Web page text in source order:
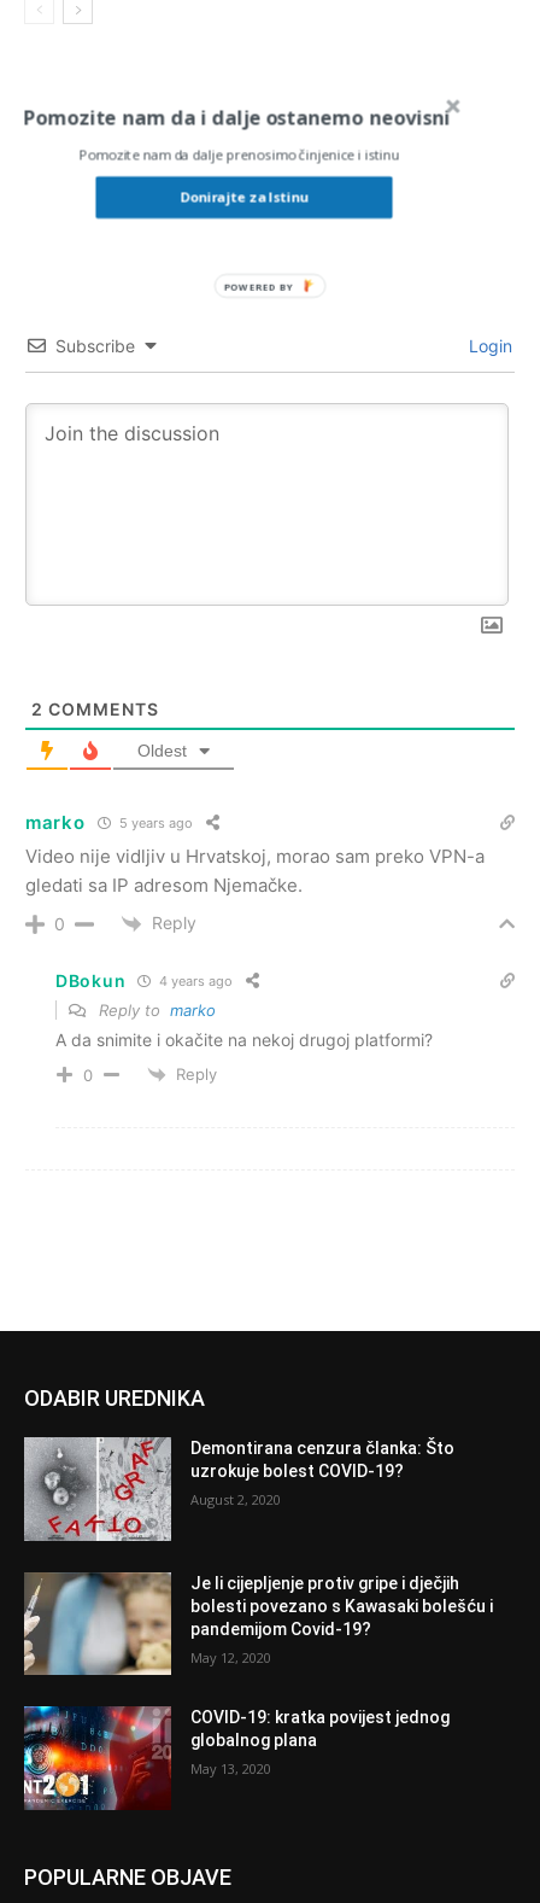
5
Article Rating
Subscribe Login
2 COMMENTS
Oldest
marko 5 years ago
Video nije vidljiv u Hrvatskoj, morao sam preko VPN-a
gledati sa IP adresom Njemačke.
0 Reply
DBokun 4 years ago
Reply to marko
A da snimite i okačite na nekoj drugoj platformi?
0 Reply
ODABIR UREDNIKA
Demontirana cenzura članka: Što
uzrokuje bolest COVID-19?
August 2, 2020
Je li cijepljenje protiv gripe i dječjih
bolesti povezano s Kawasaki bolešću i
pandemijom Covid-19?
May 12, 2020
COVID-19: kratka povijest jednog
globalnog plana
May 13, 2020
POPULARNE OBJAVE
Pomozite nam da i dalje ostanemo neovisni
Pomozite nam da dalje prenosimo činjenice i istinu
Donirajte za Istinu
POWERED BY